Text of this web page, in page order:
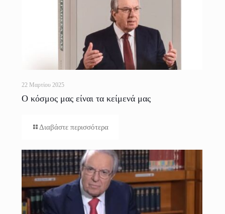
22 Μαρτίου 2025
Ο κόσμος μας είναι τα κείμενά μας
Διαβάστε περισσότερα